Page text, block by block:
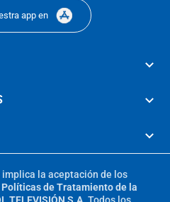
app en
implica la aceptación de los
Políticas de Tratamiento de la